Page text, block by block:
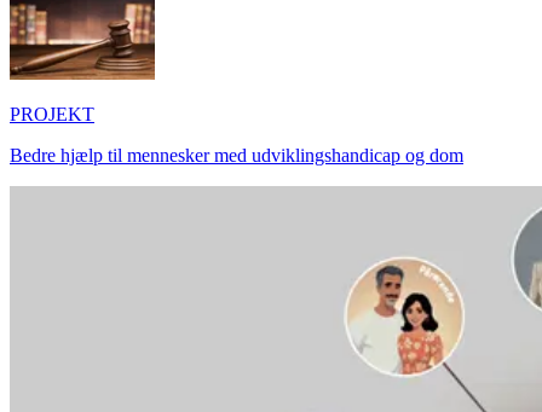
PROJEKT
Bedre hjælp til mennesker med udviklingshandicap og dom